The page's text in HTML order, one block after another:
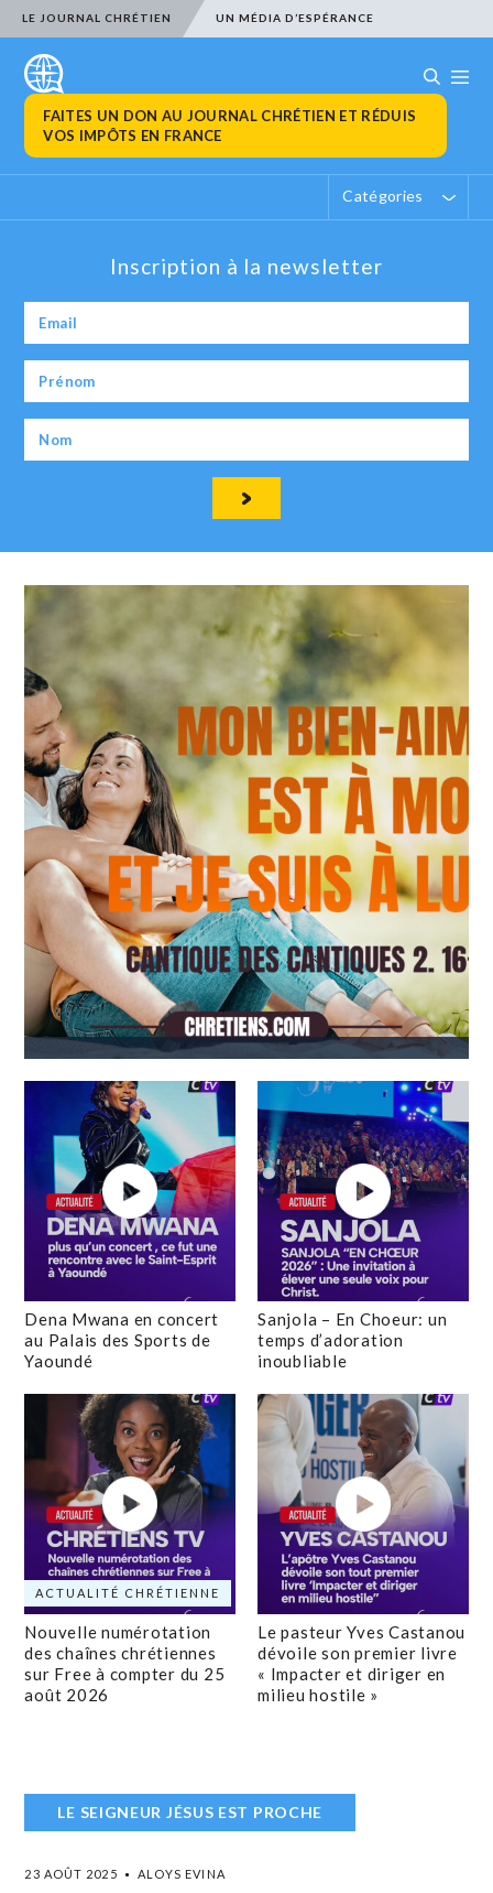
LE JOURNAL CHRÉTIEN UN MÉDIA D’ESPÉRANCE
FAITES UN DON AU JOURNAL CHRÉTIEN ET RÉDUIS
VOS IMPÔTS EN FRANCE
Catégories
Inscription à la newsletter
Dena Mwana en concert
au Palais des Sports de
Yaoundé
Sanjola – En Choeur: un
temps d’adoration
inoubliable
ACTUALITÉ CHRÉTIENNE
Nouvelle numérotation
des chaînes chrétiennes
sur Free à compter du 25
août 2026
Le pasteur Yves Castanou
dévoile son premier livre
« Impacter et diriger en
milieu hostile »
LE SEIGNEUR JÉSUS EST PROCHE
23 AOÛT 2025 ALOYS EVINA